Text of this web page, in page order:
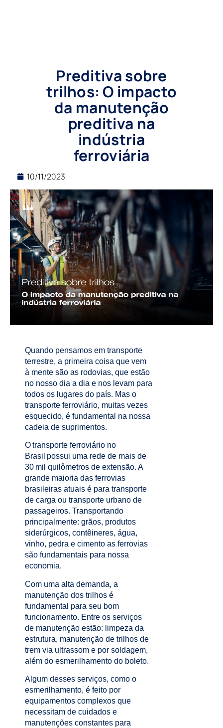
Preditiva sobre
trilhos: O impacto
da manutenção
preditiva na
indústria
ferroviária
10/11/2023
Quando pensamos em transporte
terrestre, a primeira coisa que vem
à mente são as rodovias, que estão
no nosso dia a dia e nos levam para
todos os lugares do país. Mas o
transporte ferroviário, muitas vezes
esquecido, é fundamental na nossa
cadeia de suprimentos.
O transporte ferroviário no
Brasil possui uma rede de mais de
30 mil quilômetros de extensão. A
grande maioria das ferrovias
brasileiras atuais é para transporte
de carga ou transporte urbano de
passageiros. Transportando
principalmente: grãos, produtos
siderúrgicos, contêineres, água,
vinho, pedra e cimento as ferrovias
são fundamentais para nossa
economia.
Com uma alta demanda, a
manutenção dos trilhos é
fundamental para seu bom
funcionamento. Entre os serviços
de manutenção estão: limpeza da
estrutura, manutenção de trilhos de
trem via ultrassom e por soldagem,
além do esmerilhamento do boleto.
Algum desses serviços, como o
esmerilhamento, é feito por
equipamentos complexos que
necessitam de cuidados e
manutenções constantes para